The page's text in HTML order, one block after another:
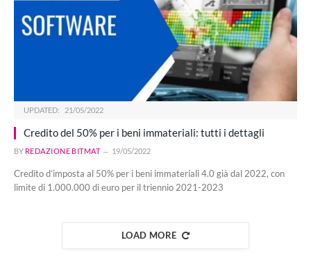
UPDATED: 21/05/2022
Credito del 50% per i beni immateriali: tutti i dettagli
BY REDAZIONE BITMAT 19/05/2022
Credito d’imposta al 50% per i beni immateriali 4.0 già dal 2022, con
limite di 1.000.000 di euro per il triennio 2021-2023
LOAD MORE